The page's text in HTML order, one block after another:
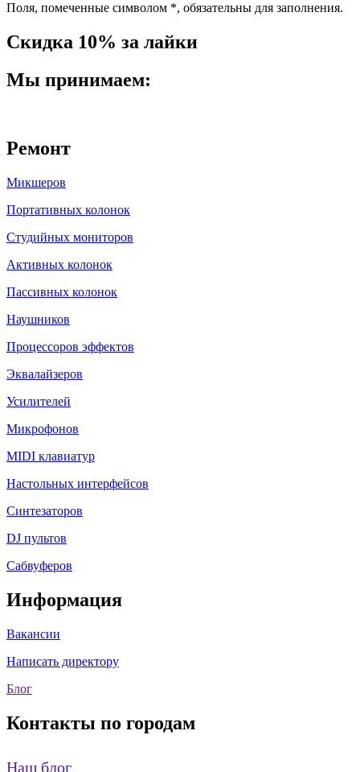
Поля, помеченные символом *, обязательны для заполнения.
Скидка 10% за лайки
Мы принимаем:
Ремонт
Микшеров
Портативных колонок
Студийных мониторов
Активных колонок
Пассивных колонок
Наушников
Процессоров эффектов
Эквалайзеров
Усилителей
Микрофонов
MIDI клавиатур
Настольных интерфейсов
Синтезаторов
DJ пультов
Сабвуферов
Информация
Вакансии
Написать директору
Блог
Контакты по городам
Наш блог